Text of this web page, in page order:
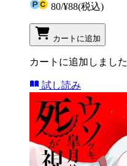
80/¥88(税込)
カートに追加
カートに追加しました
試し読み